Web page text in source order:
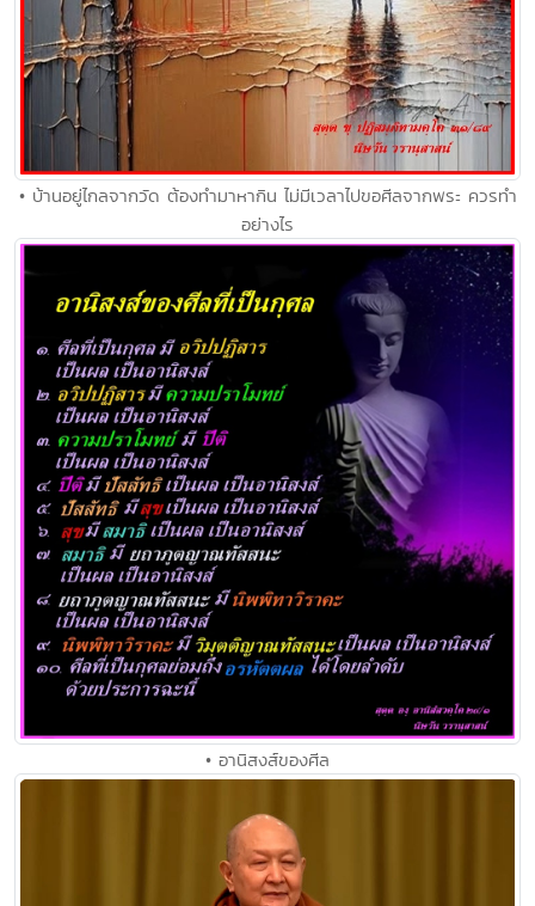
• บ้านอยู่ไกลจากวัด ต้องทำมาหากิน ไม่มีเวลาไปขอศีลจากพระ ควรทำ
อย่างไร
• อานิสงส์ของศีล